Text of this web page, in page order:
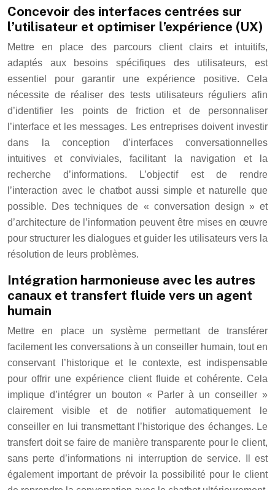
Concevoir des interfaces centrées sur
l’utilisateur et optimiser l’expérience (UX)
Mettre en place des parcours client clairs et intuitifs,
adaptés aux besoins spécifiques des utilisateurs, est
essentiel pour garantir une expérience positive. Cela
nécessite de réaliser des tests utilisateurs réguliers afin
d’identifier les points de friction et de personnaliser
l’interface et les messages. Les entreprises doivent investir
dans la conception d’interfaces conversationnelles
intuitives et conviviales, facilitant la navigation et la
recherche d’informations. L’objectif est de rendre
l’interaction avec le chatbot aussi simple et naturelle que
possible. Des techniques de « conversation design » et
d’architecture de l’information peuvent être mises en œuvre
pour structurer les dialogues et guider les utilisateurs vers la
résolution de leurs problèmes.
Intégration harmonieuse avec les autres
canaux et transfert fluide vers un agent
humain
Mettre en place un système permettant de transférer
facilement les conversations à un conseiller humain, tout en
conservant l’historique et le contexte, est indispensable
pour offrir une expérience client fluide et cohérente. Cela
implique d’intégrer un bouton « Parler à un conseiller »
clairement visible et de notifier automatiquement le
conseiller en lui transmettant l’historique des échanges. Le
transfert doit se faire de manière transparente pour le client,
sans perte d’informations ni interruption de service. Il est
également important de prévoir la possibilité pour le client